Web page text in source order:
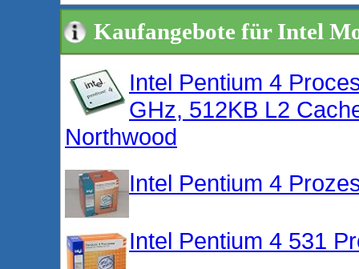
Kaufangebote für Intel
Intel Pentium 4
GHz, 512KB L2
Northwood
Intel Pentium 4
Intel Pentium 4 531